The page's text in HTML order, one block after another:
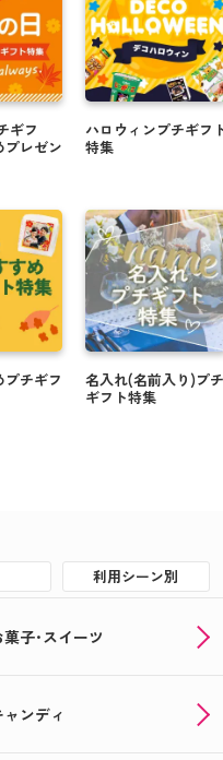
ギフ
プレゼン
チギフ
ハロウィンプチギフ
特集
名入れ(名前入り)プチ
ギフト特集
利用シーン別
菓子･スイーツ
ャンディ